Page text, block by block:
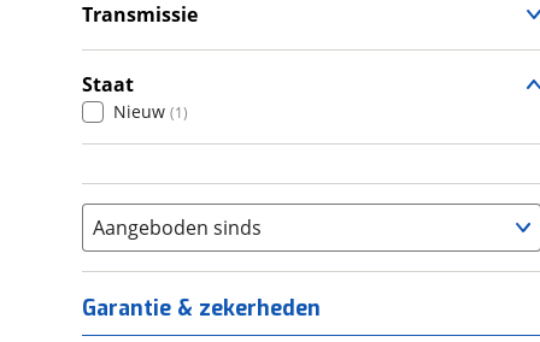
Transmissie
Staat
Nieuw (1)
Aangeboden sinds
Garantie & zekerheden